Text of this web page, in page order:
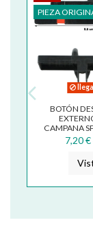
PIEZA
BOTÓN
CAMPANA
7,20 €